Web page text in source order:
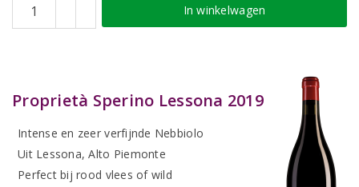
In winkelwagen
Proprietà Sperino Lessona 2019
Intense en zeer verfijnde Nebbiolo
Uit Lessona, Alto Piemonte
Perfect bij rood vlees of wild